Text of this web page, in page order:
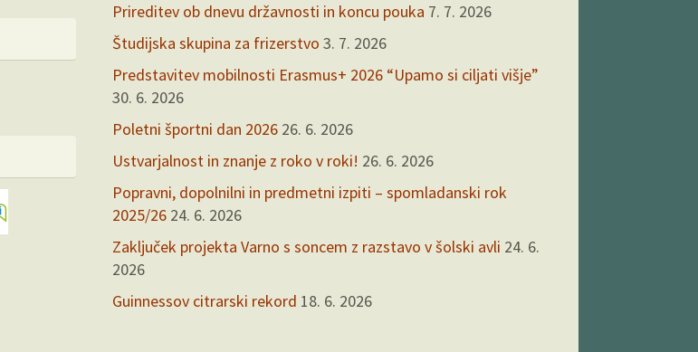
Prireditev ob dnevu državnosti in koncu pouka 7. 7. 2026
Študijska skupina za frizerstvo 3. 7. 2026
Predstavitev mobilnosti Erasmus+ 2026 “Upamo si ciljati višje”
30. 6. 2026
Poletni športni dan 2026 26. 6. 2026
Ustvarjalnost in znanje z roko v roki! 26. 6. 2026
Popravni, dopolnilni in predmetni izpiti – spomladanski rok
2025/26 24. 6. 2026
Zaključek projekta Varno s soncem z razstavo v šolski avli 24. 6.
2026
Guinnessov citrarski rekord 18. 6. 2026